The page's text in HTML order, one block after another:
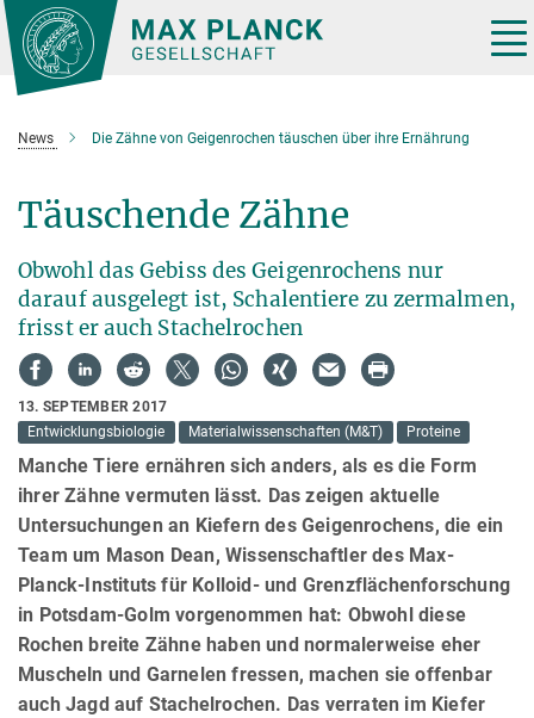
Hauptinhalt
News Die Zähne von Geigenrochen täuschen über ihre Ernährung
Täuschende Zähne
Obwohl das Gebiss des Geigenrochens nur
darauf ausgelegt ist, Schalentiere zu zermalmen,
frisst er auch Stachelrochen
13. SEPTEMBER 2017
Entwicklungsbiologie
Materialwissenschaften (M&T) Proteine
Manche Tiere ernähren sich anders, als es die Form
ihrer Zähne vermuten lässt. Das zeigen aktuelle
Untersuchungen an Kiefern des Geigenrochens, die ein
Team um Mason Dean, Wissenschaftler des Max-
Planck-Instituts für Kolloid- und Grenzflächenforschung
in Potsdam-Golm vorgenommen hat: Obwohl diese
Rochen breite Zähne haben und normalerweise eher
Muscheln und Garnelen fressen, machen sie offenbar
auch Jagd auf Stachelrochen. Das verraten im Kiefer